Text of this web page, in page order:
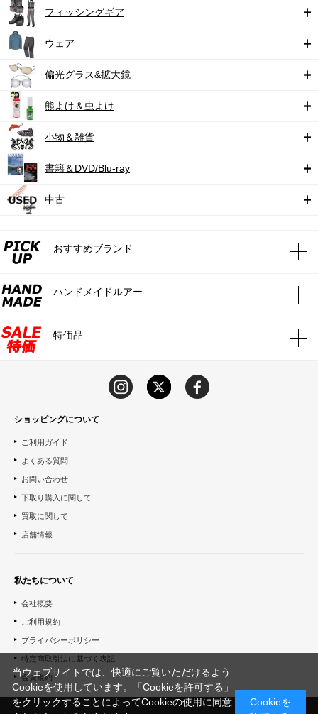
フィッシングギア
ウェア
偏光グラス&拡大鏡
熊よけ＆虫よけ
小物＆雑貨
書籍＆DVD/Blu-ray
中古
おすすめブランド
ハンドメイドルアー
特価品
ショッピングについて
ご利用ガイド
よくある質問
お問い合わせ
下取り購入に関して
買取に関して
店舗情報
私たちについて
会社概要
ご利用規約
プライバシーポリシー
特定商取引法に基づく表記
会員規約
当ウェブサイトでは、快適にご覧いただけるよう
Cookieを使用しています。「Cookieを許可する」
をクリックすることによってCookieの使用に同意
Cookieを